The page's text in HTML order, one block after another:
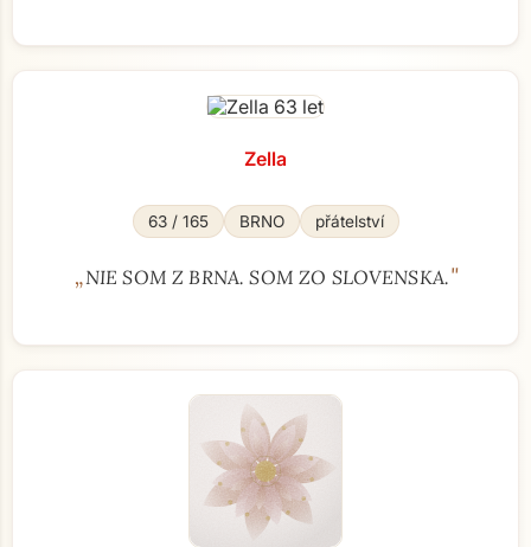
Zella
63 / 165 BRNO přátelství
„NIE SOM Z BRNA. SOM ZO SLOVENSKA."